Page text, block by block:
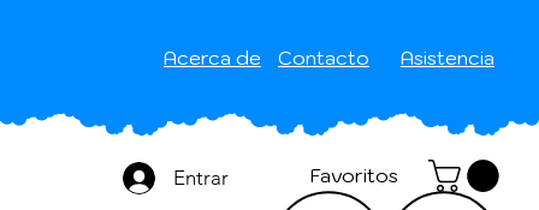
Acerca de Contacto Asistencia
Entrar Favoritos